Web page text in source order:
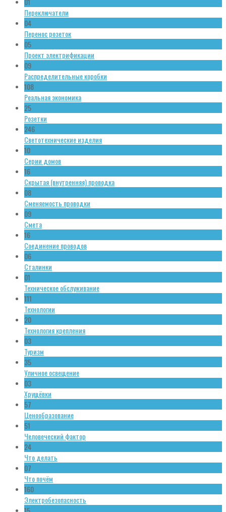
Переключатели
04
Перенос розеток
05
Проект электрификации
09
Распределительные коробки
108
Реальная экономика
25
Розетки
246
Светотехнические изделия
10
Серии домов
16
Скрытая (внутренняя) проводка
08
Сменяемость проводки
09
Смета
16
Соединение проводов
06
Сталинки
01
Техническое обслуживание
111
Технологии
20
Технология крепления
03
Туризм
35
Уличное освещение
03
Хрущёвки
57
Ценообразование
51
Человеческий фактор
24
Что делать
07
Что почём
160
Электробезопасность